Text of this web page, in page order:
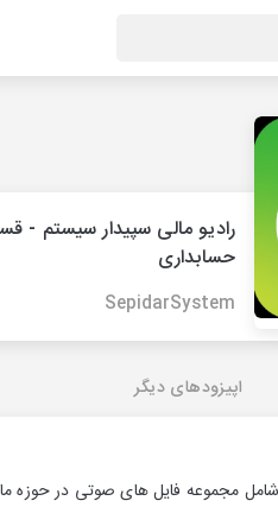
حسابداری
SepidarSystem
اپیزودهای دیگر
مجموعه فایل های صوتی در حوزه